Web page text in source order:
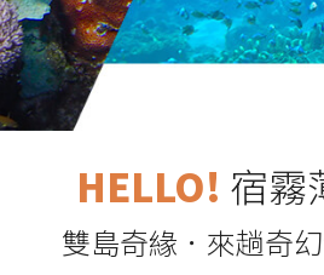
HELLO! 宿霧
雙島奇緣．來趟奇